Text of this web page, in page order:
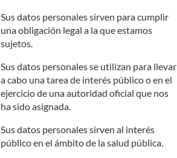
Sus datos personales sirven para cumplir
una obligación legal a la que estamos
sujetos.
Sus datos personales se utilizan para llevar
a cabo una tarea de interés público o en el
ejercicio de una autoridad oficial que nos
ha sido asignada.
Sus datos personales sirven al interés
público en el ámbito de la salud pública.